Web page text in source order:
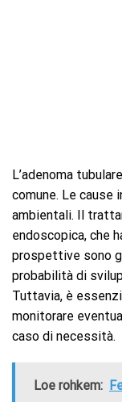
L’adenoma
comune. Le
ambientali. Il
endoscopica, che
prospettive sono
probabilità di
Tuttavia, è
monitorare
caso di necessità.
Loe rohkem: